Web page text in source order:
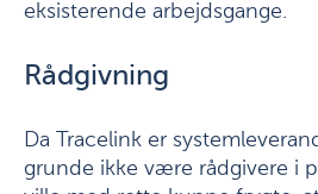
eksisterende arbejdsgange.
Rådgivning
Da Tracelink er
grunde ikke være rådgivere i